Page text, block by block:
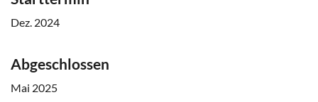
Dez. 2024
Abgeschlossen
Mai 2025